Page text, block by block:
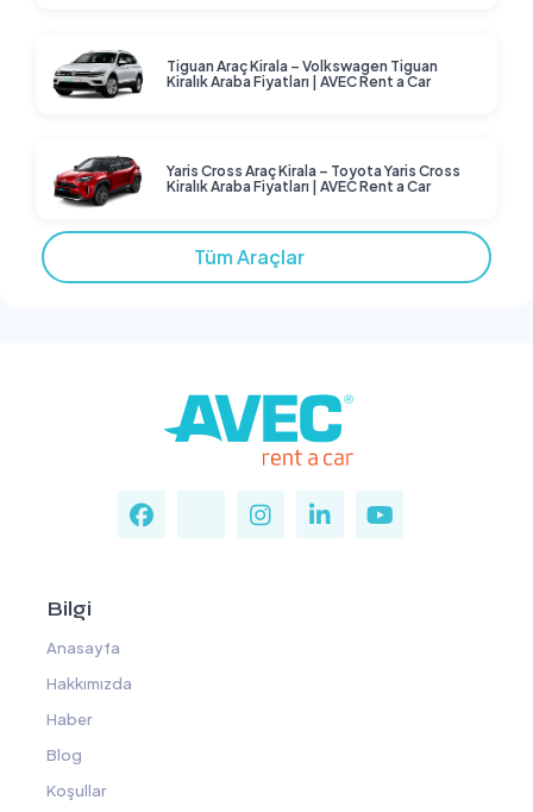
Tiguan Araç Kirala – Volkswagen Tiguan
Kiralık Araba Fiyatları | AVEC Rent a Car
Yaris Cross Araç Kirala – Toyota Yaris Cross
Kiralık Araba Fiyatları | AVEC Rent a Car
Tüm Araçlar
Bilgi
Anasayfa
Hakkımızda
Haber
Blog
Koşullar